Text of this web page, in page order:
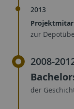
2013
zur
2008-
der